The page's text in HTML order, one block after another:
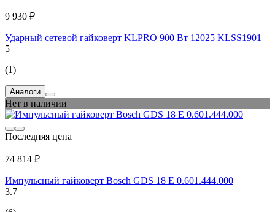
9 930 ₽
Ударный сетевой гайковерт KLPRO 900 Вт 12025 KLSS1901
5
(1)
Аналоги
Нет в наличии
Последняя цена
74 814 ₽
Импульсный гайковерт Bosch GDS 18 E 0.601.444.000
3.7